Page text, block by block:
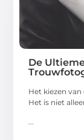
De
Het kiezen
Het is niet